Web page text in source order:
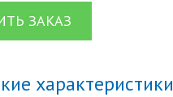
ЗАКАЗ
характеристики